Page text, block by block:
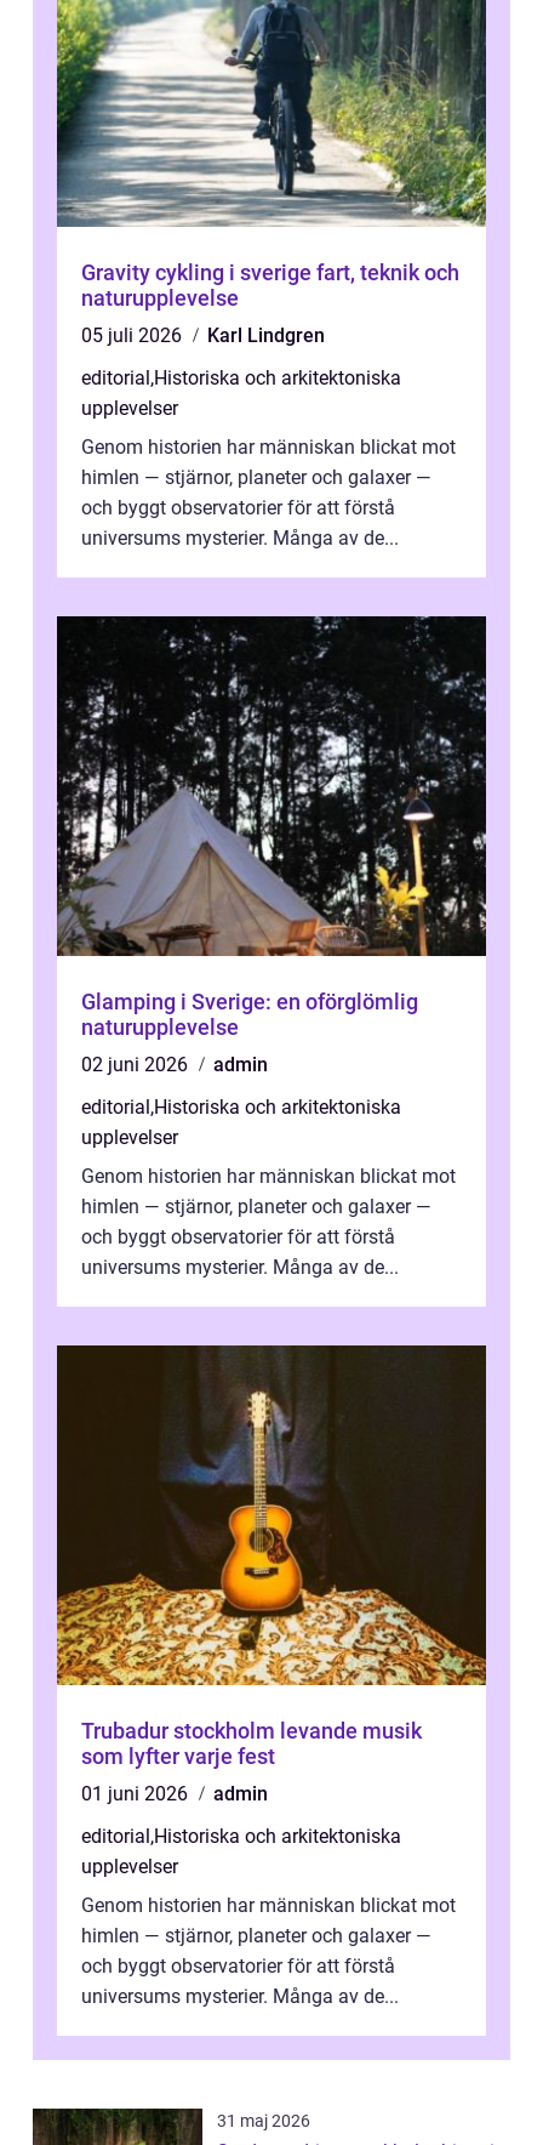
Gravity cykling i sverige fart, teknik och
naturupplevelse
05 juli 2026
Karl Lindgren
editorial ,Historiska och arkitektoniska
upplevelser
Genom historien har människan blickat mot
himlen — stjärnor, planeter och galaxer —
och byggt observatorier för att förstå
universums mysterier. Många av de...
Glamping i Sverige: en oförglömlig
naturupplevelse
02 juni 2026
admin
editorial ,Historiska och arkitektoniska
upplevelser
Genom historien har människan blickat mot
himlen — stjärnor, planeter och galaxer —
och byggt observatorier för att förstå
universums mysterier. Många av de...
Trubadur stockholm levande musik
som lyfter varje fest
01 juni 2026
admin
editorial ,Historiska och arkitektoniska
upplevelser
Genom historien har människan blickat mot
himlen — stjärnor, planeter och galaxer —
och byggt observatorier för att förstå
universums mysterier. Många av de...
31 maj 2026